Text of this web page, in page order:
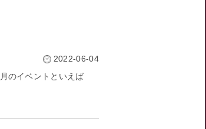
2022-06-04
のイベントといえば